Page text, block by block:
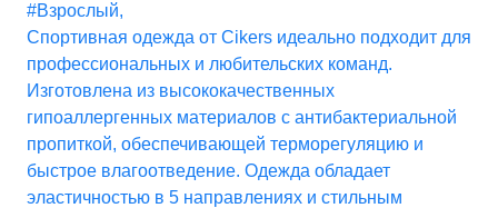
#Взрослый,
Спортивная одежда от Cikers идеально подходит для
профессиональных и любительских команд.
Изготовлена из высококачественных
гипоаллергенных материалов с антибактериальной
пропиткой, обеспечивающей терморегуляцию и
быстрое влагоотведение. Одежда обладает
эластичностью в 5 направлениях и стильным